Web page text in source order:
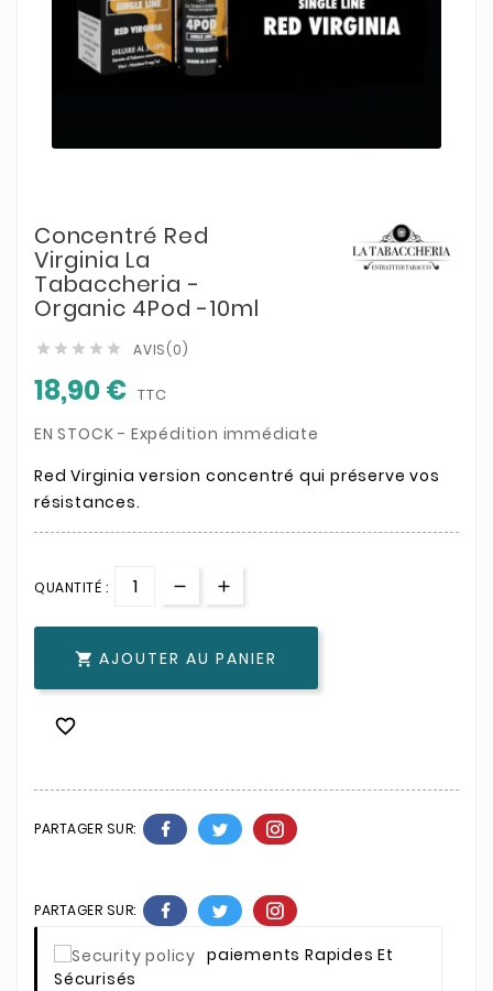
Concentré Red
Virginia La
Tabaccheria -
Organic 4Pod -10ml
     AVIS(0)
18,90 € TTC
EN STOCK - Expédition immédiate
Red Virginia version concentré qui préserve vos
résistances.
QUANTITÉ :
 AJOUTER AU PANIER

PARTAGER SUR:
PARTAGER SUR:
Paiements Rapides Et
Sécurisés